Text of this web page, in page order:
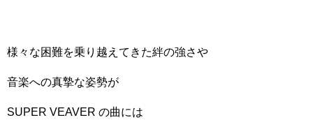
様々な困難を乗り越えてきた絆の強さや
音楽への真摯な姿勢が
SUPER VEAVER の曲には